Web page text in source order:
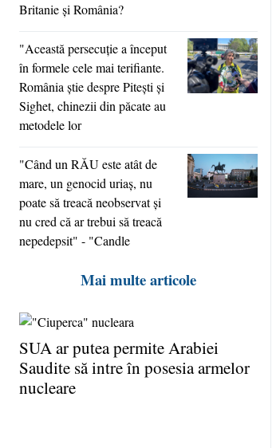
Britanie şi România?
"Această persecuţie a început
în formele cele mai terifiante.
România ştie despre Piteşti şi
Sighet, chinezii din păcate au
metodele lor
"Când un RĂU este atât de
mare, un genocid uriaş, nu
poate să treacă neobservat şi
nu cred că ar trebui să treacă
nepedepsit" - "Candle
Mai multe articole
SUA ar putea permite Arabiei
Saudite să intre în posesia armelor
nucleare